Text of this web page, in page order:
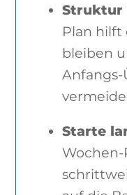
Struktur
Plan hilft
bleiben
Starte